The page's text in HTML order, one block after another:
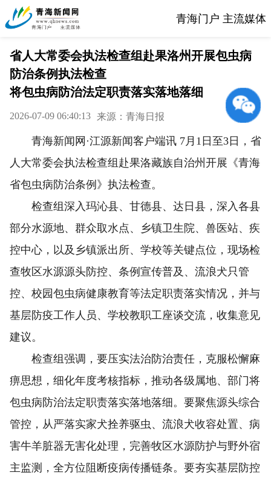
青海门户 主流媒体
省人大常委会执法检查组赴果洛州开展包虫病
防治条例执法检查
将包虫病防治法定职责落实落地落细
2026-07-09 06:40:13 来源：青海日报
青海新闻网·江源新闻客户端讯 7月1日至3日，省
人大常委会执法检查组赴果洛藏族自治州开展《青海
省包虫病防治条例》执法检查。
检查组深入玛沁县、甘德县、达日县，深入各县
部分水源地、群众取水点、乡镇卫生院、兽医站、疾
控中心，以及乡镇派出所、学校等关键点位，现场检
查牧区水源源头防控、条例宣传普及、流浪犬只管
控、校园包虫病健康教育等法定职责落实情况，并与
基层防疫工作人员、学校教职工座谈交流，收集意见
建议。
检查组强调，要压实法治防治责任，克服松懈麻
痹思想，细化年度考核指标，推动各级属地、部门将
包虫病防治法定职责落实落地落细。要聚焦源头综合
管控，从严落实家犬拴养驱虫、流浪犬收容处置、病
害牛羊脏器无害化处理，完善牧区水源防护与野外宿
主监测，全方位阻断疫病传播链条。要夯实基层防控